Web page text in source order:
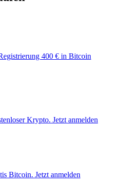
400 € in Bitcoin
Krypto. Jetzt anmelden
Bitcoin. Jetzt anmelden